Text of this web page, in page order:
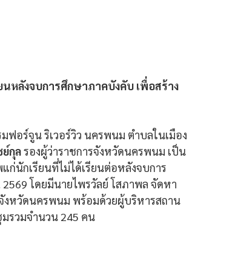
หลังจบการศึกษาภาคบังคับ เพื่อสร้าง
อร์จูน ริเวอร์วิว นครพนม ตำบลในเมือง
กุล รองผู้ว่าราชการจังหวัดนครพนม เป็น
ก่นักเรียนที่ไม่ได้เรียนต่อหลังจบการ
โดยมีนายไพรวัลย์ โสภาพล จัดหา
งหวัดนครพนม พร้อมด้วยผู้บริหารสถาน
รวมจำนวน 245 คน